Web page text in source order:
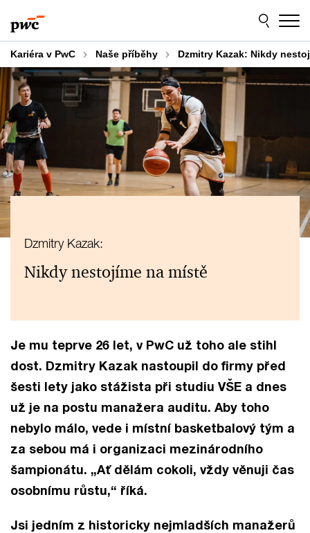
to
content
to
footer
Kariéra v PwC Naše příběhy Dzmitry Kazak: Nikdy
Nikdy nestojíme na místě
Dzmitry Kazak:
Je mu teprve 26 let, v PwC už toho ale stihl
dost. Dzmitry Kazak nastoupil do firmy před
šesti lety jako stážista při studiu VŠE a dnes
už je na postu manažera auditu. Aby toho
nebylo málo, vede i místní basketbalový tým a
za sebou má i organizaci mezinárodního
šampionátu. „Ať dělám cokoli, vždy věnuji čas
osobnímu růstu,“ říká.
Jsi jedním z historicky nejmladších manažerů